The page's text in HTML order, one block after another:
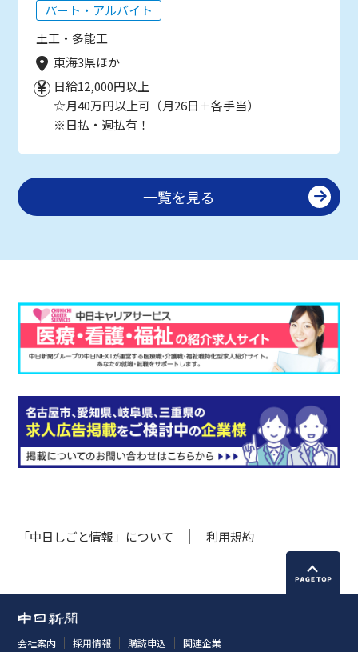
パート・アルバイト
土工・多能工
東海3県ほか
日給12,000円以上
☆月40万円以上可（月26日＋各手当）
※日払・週払有！
一覧を見る
「中日しごと情報」について 利用規約
会社案内 採用情報 購読申込 関連企業